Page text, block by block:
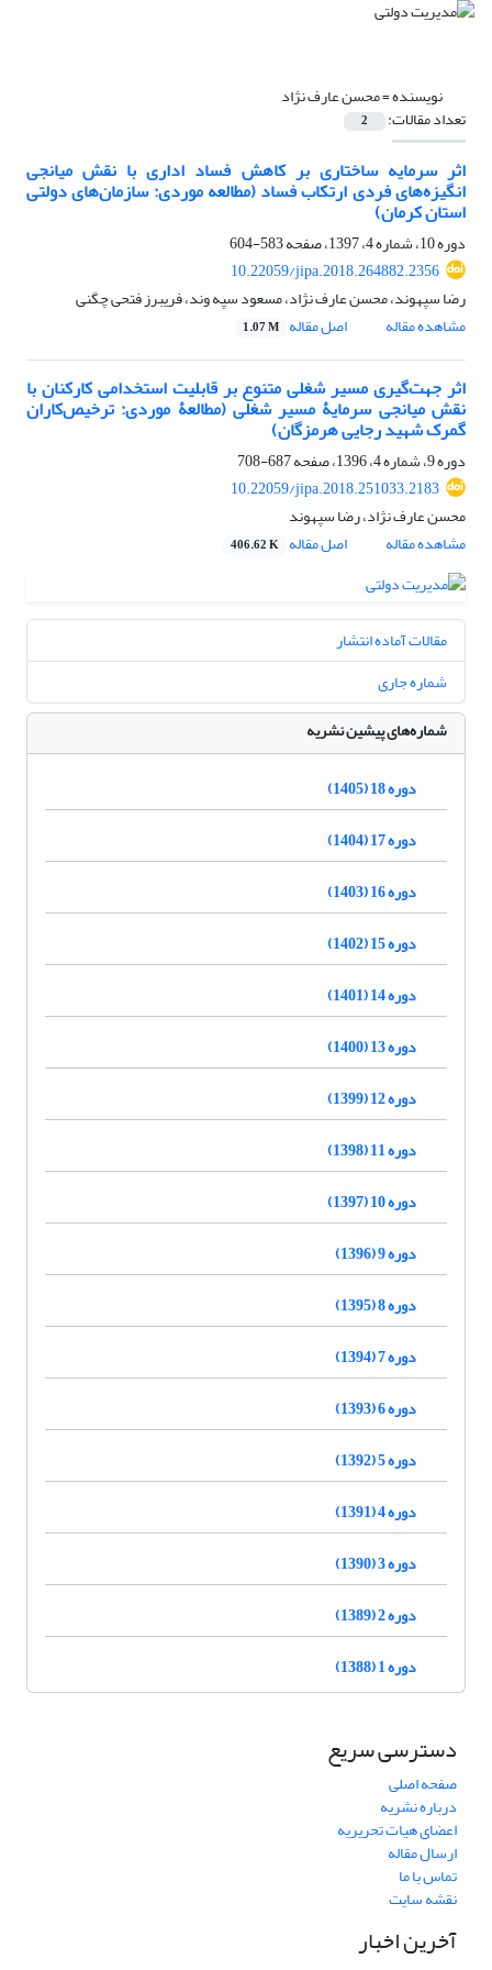
نویسنده =محسن عارف نژاد
تعداد مقالات: 2
اثر سرمایه ساختاری بر کاهش فساد اداری با نقش میانجی
انگیزه‌های فردی ارتکاب فساد (مطالعه موردی: سازمان‌های دولتی
استان کرمان)
دوره 10، شماره 4، 1397، صفحه
583-604
10.22059/jipa.2018.264882.2356
رضا سپهوند، محسن عارف نژاد، مسعود سپه وند، فریبرز فتحی چگنی
مشاهده مقاله
اصل مقاله 1.07 M
اثر جهت‌گیری مسیر شغلی متنوع بر قابلیت استخدامی کارکنان با
نقش میانجی سرمایۀ مسیر شغلی (مطالعۀ موردی: ترخیص‌کاران
گمرک شهید رجایی هرمزگان)
دوره 9، شماره 4، 1396، صفحه
687-708
10.22059/jipa.2018.251033.2183
محسن عارف نژاد، رضا سپهوند
مشاهده مقاله
اصل مقاله 406.62 K
مقالات آماده انتشار
شماره جاری
شماره‌های پیشین نشریه
دوره 18 (1405)
دوره 17 (1404)
دوره 16 (1403)
دوره 15 (1402)
دوره 14 (1401)
دوره 13 (1400)
دوره 12 (1399)
دوره 11 (1398)
دوره 10 (1397)
دوره 9 (1396)
دوره 8 (1395)
دوره 7 (1394)
دوره 6 (1393)
دوره 5 (1392)
دوره 4 (1391)
دوره 3 (1390)
دوره 2 (1389)
دوره 1 (1388)
دسترسی سریع
صفحه اصلی
درباره نشریه
اعضای هیات تحریریه
ارسال مقاله
تماس با ما
نقشه سایت
آخرین اخبار